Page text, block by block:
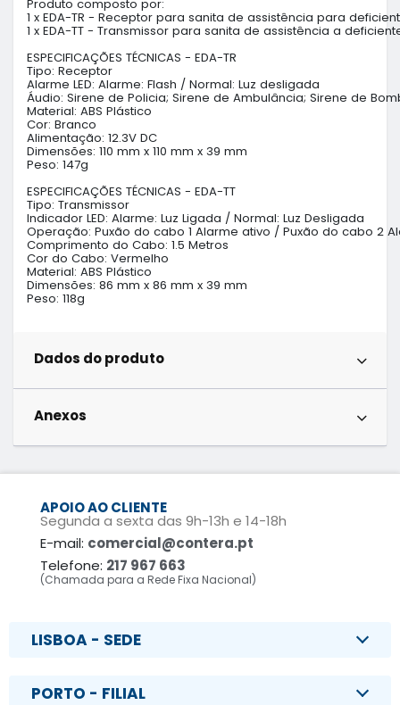
Produto composto por:
1 x EDA-TR - Receptor para sanita de assistência para
1 x EDA-TT - Transmissor para sanita de assistência a
ESPECIFICAÇÕES TÉCNICAS - EDA-TR
Tipo: Receptor
Alarme LED: Alarme: Flash / Normal: Luz desligada
Áudio: Sirene de Policia; Sirene de Ambulância; Sirene de
Material: ABS Plástico
Cor: Branco
Alimentação: 12.3V DC
Dimensões: 110 mm x 110 mm x 39 mm
Peso: 147g
ESPECIFICAÇÕES TÉCNICAS - EDA-TT
Tipo: Transmissor
Indicador LED: Alarme: Luz Ligada / Normal: Luz Desligada
Operação: Puxão do cabo 1 Alarme ativo / Puxão do cabo 2
Comprimento do Cabo: 1.5 Metros
Cor do Cabo: Vermelho
Material: ABS Plástico
Dimensões: 86 mm x 86 mm x 39 mm
Peso: 118g
Dados do produto
Anexos
APOIO AO CLIENTE
Segunda a sexta das 9h-13h e 14-18h
E-mail: comercial@contera.pt
Telefone: 217 967 663
(Chamada para a Rede Fixa Nacional)
LISBOA - SEDE
PORTO - FILIAL